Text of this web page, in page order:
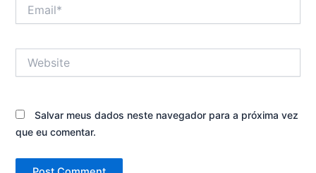
Salvar meus dados neste navegador para a próxima vez
que eu comentar.